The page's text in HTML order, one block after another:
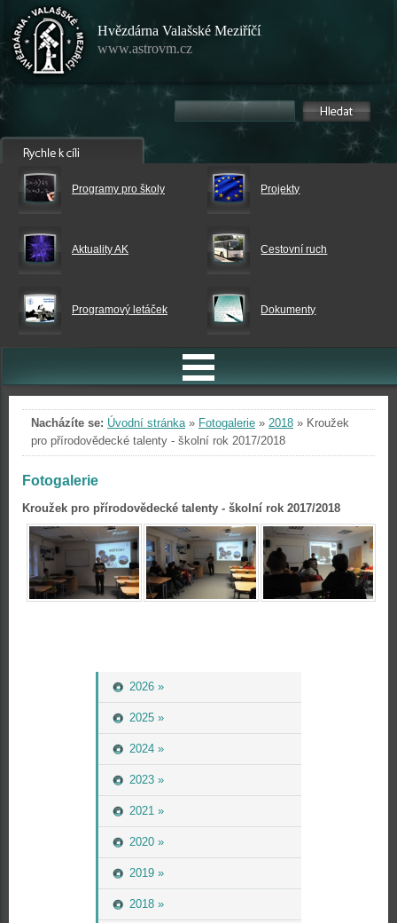
Hvězdárna Valašské Meziříčí
www.astrovm.cz
Programy pro školy Projekty
Aktuality AK Cestovní ruch
Programový letáček Dokumenty
2026 »
2025 »
2024 »
2023 »
2021 »
2020 »
2019 »
2018 »
Nacházíte se: Úvodní stránka» Fotogalerie » 2018 » Kroužek
pro přírodovědecké talenty - školní rok 2017/2018
Fotogalerie
Kroužek pro přírodovědecké talenty - školní rok 2017/2018